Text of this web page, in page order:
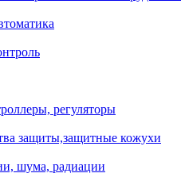
регуляторы
защиты,защитные кожухи
шума, радиации